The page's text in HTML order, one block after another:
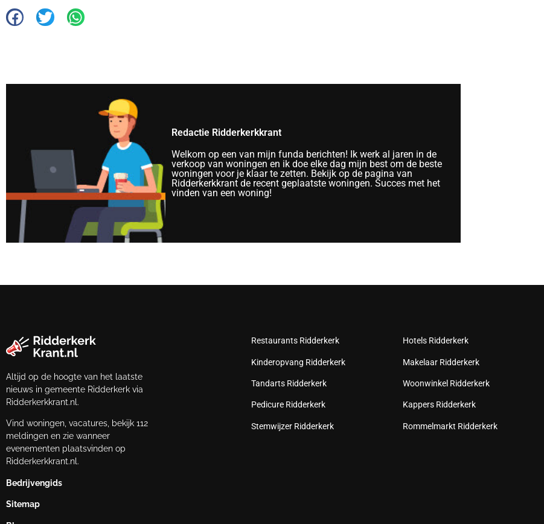
Redactie Ridderkerkkrant
Welkom op een van mijn funda berichten! Ik werk al jaren in de
verkoop van woningen en ik doe elke dag mijn best om de beste
woningen voor je klaar te zetten. Bekijk op de pagina van
Ridderkerkkrant de recent geplaatste woningen. Succes met het
vinden van een woning!
Altijd op de hoogte van het laatste
nieuws in gemeente Ridderkerk via
Ridderkerkkrant.nl.
Vind woningen, vacatures, bekijk 112
meldingen en zie wanneer
evenementen plaatsvinden op
Ridderkerkkrant.nl.
Bedrijvengids
Sitemap
Restaurants Ridderkerk
Kinderopvang Ridderkerk
Tandarts Ridderkerk
Pedicure Ridderkerk
Stemwijzer Ridderkerk
Hotels Ridderkerk
Makelaar Ridderkerk
Woonwinkel Ridderkerk
Kappers Ridderkerk
Rommelmarkt Ridderkerk